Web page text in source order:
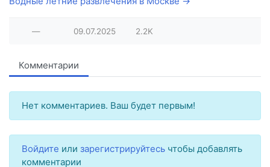
— 09.07.2025 2.2K
Комментарии
Нет комментариев. Ваш будет первым!
Войдите или зарегистрируйтесь чтобы добавлять
комментарии